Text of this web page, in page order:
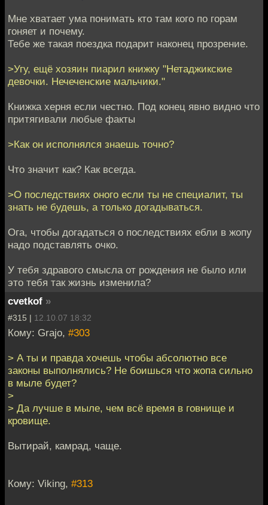
Мне хватает ума понимать кто там кого по горам
гоняет и почему.
Тебе же такая поездка подарит наконец прозрение.
>Угу, ещё хозяин пиарил книжку "Нетаджикские
девочки. Нечеченские мальчики."
Книжка херня если честно. Под конец явно видно что
притягивали любые факты
>Как он исполнялся знаешь точно?
Что значит как? Как всегда.
>О последствиях оного если ты не специалит, ты
знать не будешь, а только догадываться.
Ога, чтобы догадаться о последствиях ебли в жопу
надо подставлять очко.
У тебя здравого смысла от рождения не было или
это тебя так жизнь изменила?
cvetkof »
#315 | 12.10.07 18:32
Кому: Grajo, #303
> А ты и правда хочешь чтобы абсолютно все
законы выполнялись? Не боишься что жопа сильно
в мыле будет?
>
> Да лучше в мыле, чем всё время в говнище и
кровище.
Вытирай, камрад, чаще.
Кому: Viking, #313